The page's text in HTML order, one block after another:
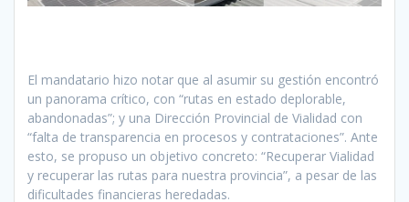
El mandatario hizo notar que al asumir su gestión encontró
un panorama crítico, con “rutas en estado deplorable,
abandonadas”; y una Dirección Provincial de Vialidad con
“falta de transparencia en procesos y contrataciones”. Ante
esto, se propuso un objetivo concreto: “Recuperar Vialidad
y recuperar las rutas para nuestra provincia”, a pesar de las
dificultades financieras heredadas.